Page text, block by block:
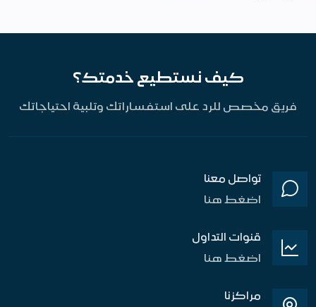
كيف نستطيع خدمتك؟
فريق مخصص للرد على استفساراتك وتلبية احتياجاتك
تواصل معنا
اضغط هنا
قنوات التداول
اضغط هنا
مراكزنا